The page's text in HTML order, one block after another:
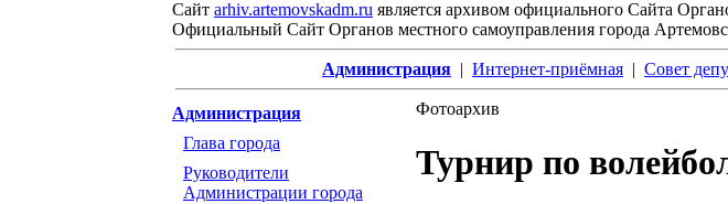
Сайт arhiv.artemovskadm.ru является архивом официального Сайта
Официальный Сайт Органов местного самоуправления города
Администрация | Интернет-приёмная | Совет
Администрация
Глава города
Руководители
Администрации города
Фотоархив
Турнир по